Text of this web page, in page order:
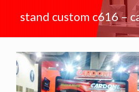
stand custom c616 –